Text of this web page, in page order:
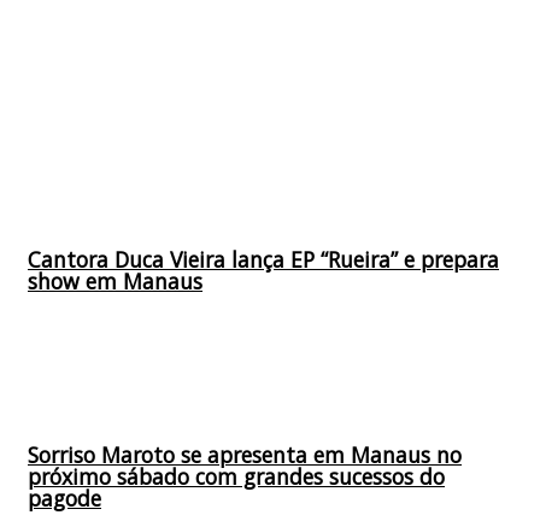
Cantora Duca Vieira lança EP “Rueira” e prepara
show em Manaus
Sorriso Maroto se apresenta em Manaus no
próximo sábado com grandes sucessos do
pagode